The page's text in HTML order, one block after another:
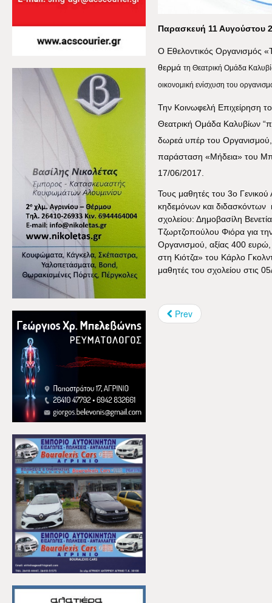
Παρασκευή 11 Αυγούστου
Ο Εθελοντικός Οργανισμός
θερμά τη Θεατρική Ομάδα
οικονομική ενίσχυση του
Την Κοινωφελή Επιχείρηση
Θεατρική Ομάδα Καλυβίων
δωρεά υπέρ του
παράσταση «Μήδεια» του
17/06/2017.
Τους μαθητές του 3ο
κηδεμόνων και διδασκόντων
σχολείου: Δημοβασίλη
Τζωρτζοπούλου Φιόρα για
Οργανισμού, αξίας 400
στη Κιότζα» του Κάρλο
μαθητές του σχολείου στις
Prev